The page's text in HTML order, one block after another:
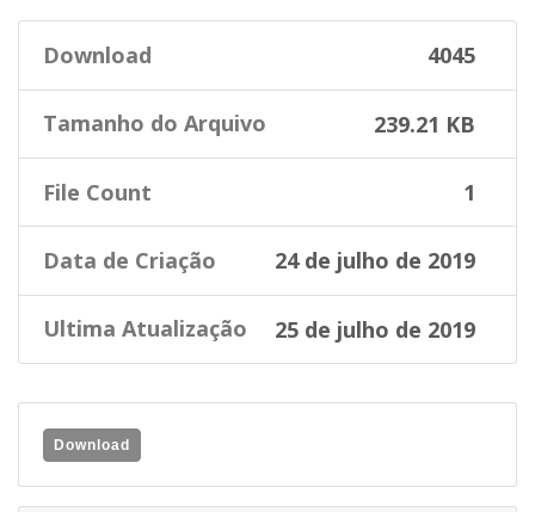
Download 4045
Tamanho do Arquivo 239.21 KB
File Count 1
Data de Criação 24 de julho de 2019
Ultima Atualização 25 de julho de 2019
Download